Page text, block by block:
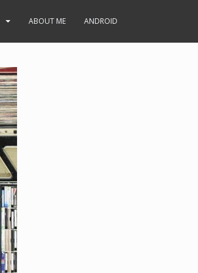
ABOUT ME ANDROID